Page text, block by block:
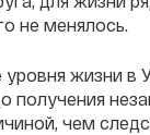
не менялось.
жизни в
получения
чем